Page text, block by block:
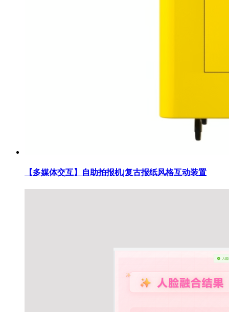
【多媒体交互】自助拍报机|复古报纸风格互动装置